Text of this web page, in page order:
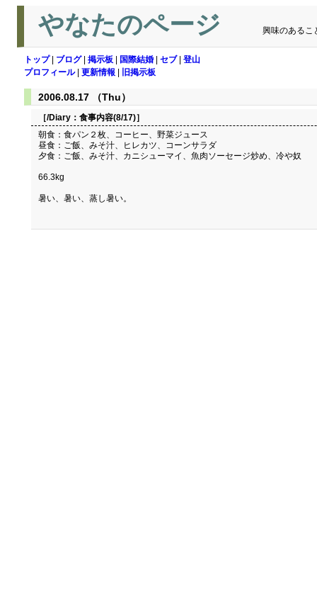
やなたのページ 興味のあるこ
トップ| ブログ| 掲示板 国際結婚 セブ| 登山
プロフィール| 更新情報 旧掲示板
2006.08.17 （Thu）
［/Diary： 食事内容(8/17)］
朝食：食パン２枚、コーヒー、野菜ジュース
昼食：ご飯、みそ汁、ヒレカツ、コーンサラダ
夕食：ご飯、みそ汁、カニシューマイ、魚肉ソーセージ炒め、冷や奴
66.3kg
暑い、暑い、蒸し暑い。